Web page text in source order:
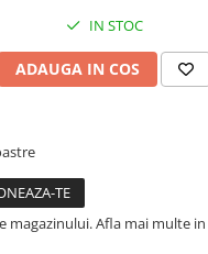
IN STOC
ADAUGA IN COS
magazinului. Afla mai multe in